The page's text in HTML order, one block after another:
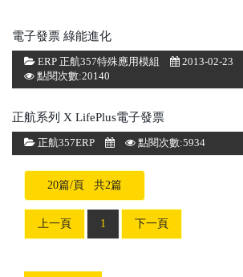
電子發票 綠能進化
ERP 正航357特殊應用模組
2013-02-23
點閱次數:20140
正航系列 X LifePlus電子發票
正航357ERP 點閱次數:5934
20篇/頁 共2篇
上一頁 1 下一頁